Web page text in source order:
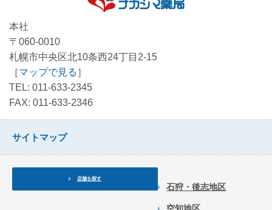
本社
〒060-0010
札幌市中央区北10条西24丁目2-15
［マップで見る ］
TEL: 011-633-2345
FAX: 011-633-2346
サイトマップ
店舗を探す
石狩・後志地区
空知地区